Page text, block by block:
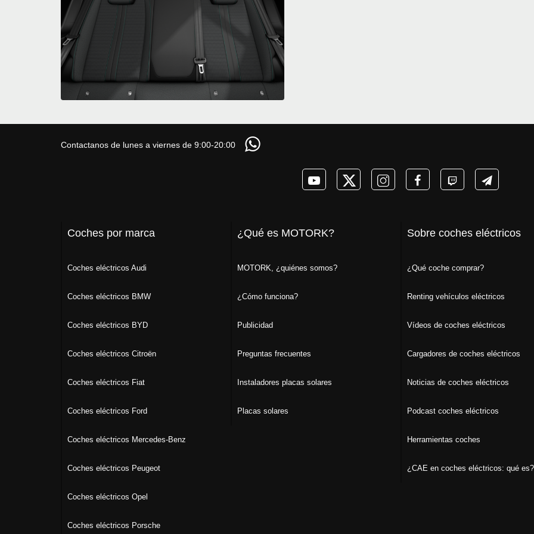
Contactanos de lunes a viernes de 9:00-20:00
Coches por marca
Coches eléctricos Audi
Coches eléctricos BMW
Coches eléctricos BYD
Coches eléctricos Citroën
Coches eléctricos Fiat
Coches eléctricos Ford
Coches eléctricos Mercedes-Benz
Coches eléctricos Peugeot
Coches eléctricos Opel
Coches eléctricos Porsche
¿Qué es MOTORK?
MOTORK, ¿quiénes somos?
¿Cómo funciona?
Publicidad
Preguntas frecuentes
Instaladores placas solares
Placas solares
Sobre coches eléctricos
¿Qué coche comprar?
Renting vehículos eléctricos
Vídeos de coches eléctricos
Cargadores de coches eléctricos
Noticias de coches eléctricos
Podcast coches eléctricos
Herramientas coches
¿CAE en coches eléctricos: qué es?